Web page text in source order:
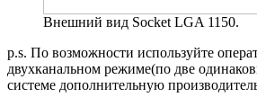
Внешний вид Socket LGA 1150.
p.s. По возможности используйте
двухканальном режиме(по две
системе дополнительную